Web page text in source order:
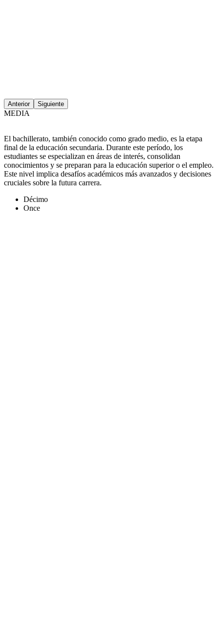
Anterior Siguiente
MEDIA
El bachillerato, también conocido como grado medio, es la etapa
final de la educación secundaria. Durante este período, los
estudiantes se especializan en áreas de interés, consolidan
conocimientos y se preparan para la educación superior o el empleo.
Este nivel implica desafíos académicos más avanzados y decisiones
cruciales sobre la futura carrera.
Décimo
Once